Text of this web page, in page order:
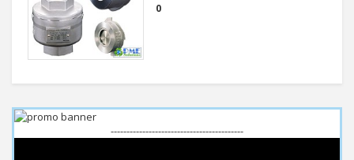
0
------------------------------------------